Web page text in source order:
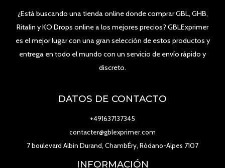
¿Está buscando una tienda online donde comprar GBL, GHB,
Ritalin y KO Drops online a los mejores precios? GBLExprimer
es el mejor lugar con una gran selección de estos productos y
entrega en todo el mundo con un servicio de envío rápido y
discreto.
DATOS DE CONTACTO
+491637137345
contacter@gblexprimer.com
7 boulevard Albin Durand, ChambÉry, Ródano-Alpes 7107
INFORMACIÓN